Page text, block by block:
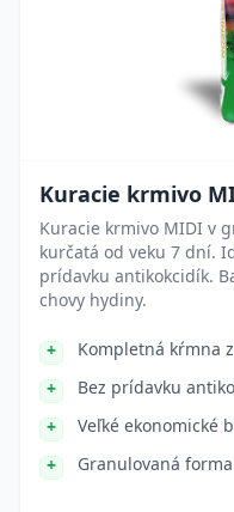
Kuracie krmivo
Kuracie krmivo MIDI v
kurčatá od veku 7 dní.
prídavku antikokcidík.
chovy hydiny.
Kompletná kŕmna
Bez prídavku
Veľké ekonomické
Granulovaná